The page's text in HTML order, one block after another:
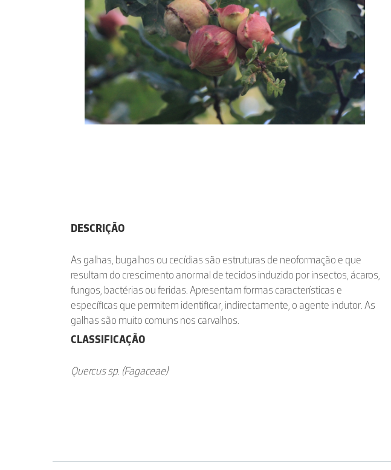
DESCRIÇÃO
As galhas, bugalhos ou cecídias são estruturas de neoformação e que
resultam do crescimento anormal de tecidos induzido por insectos, ácaros,
fungos, bactérias ou feridas. Apresentam formas características e
específicas que permitem identificar, indirectamente, o agente indutor. As
galhas são muito comuns nos carvalhos.
CLASSIFICAÇÃO
Quercus sp. (Fagaceae)